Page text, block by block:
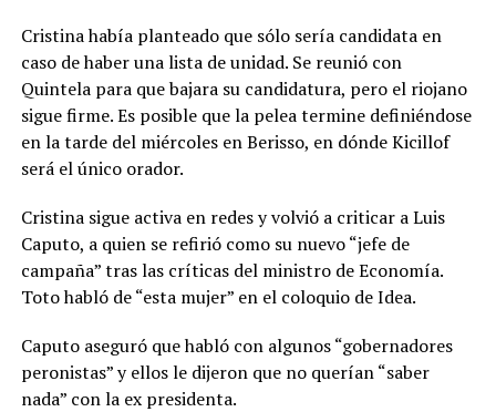
Cristina había planteado que sólo sería candidata en
caso de haber una lista de unidad. Se reunió con
Quintela para que bajara su candidatura, pero el riojano
sigue firme. Es posible que la pelea termine definiéndose
en la tarde del miércoles en Berisso, en dónde Kicillof
será el único orador.
Cristina sigue activa en redes y volvió a criticar a Luis
Caputo, a quien se refirió como su nuevo “jefe de
campaña” tras las críticas del ministro de Economía.
Toto habló de “esta mujer” en el coloquio de Idea.
Caputo aseguró que habló con algunos “gobernadores
peronistas” y ellos le dijeron que no querían “saber
nada” con la ex presidenta.